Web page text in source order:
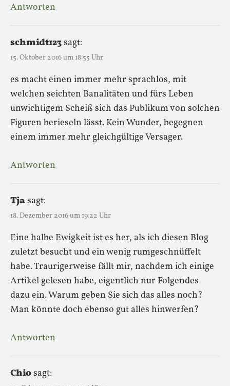
Antworten
schmidt123sagt:
15. Oktober 2016 um 18:55 Uhr
es macht einen immer mehr sprachlos, mit
welchen seichten Banalitäten und fürs Leben
unwichtigem Scheiß sich das Publikum von solchen
Figuren berieseln lässt. Kein Wunder, begegnen
einem immer mehr gleichgültige Versager.
Antworten
Tjasagt:
18. Dezember 2016 um 19:22 Uhr
Eine halbe Ewigkeit ist es her, als ich diesen Blog
zuletzt besucht und ein wenig rumgeschnüffelt
habe. Traurigerweise fällt mir, nachdem ich einige
Artikel gelesen habe, eigentlich nur Folgendes
dazu ein. Warum geben Sie sich das alles noch?
Man könnte doch ebenso gut alles hinwerfen?
Antworten
Chiosagt: